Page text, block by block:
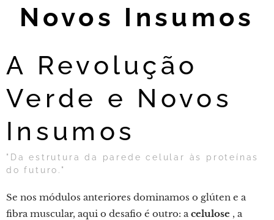
Novos Insumos
A Revolução
Verde e Novos
Insumos
"Da estrutura da parede celular às proteínas
do futuro."
Se nos módulos anteriores dominamos o glúten e a
fibra muscular, aqui o desafio é outro: acelulose , a